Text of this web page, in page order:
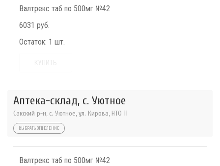
Валтрекс таб по 500мг №42
6031 руб.
Остаток: 1 шт.
Аптека-склад, с. Уютное
Сакский р-н, с. Уютное, ул. Кирова, НТО 11
ВЫБРАТЬ ОТДЕЛЕНИЕ
Валтрекс таб по 500мг №42